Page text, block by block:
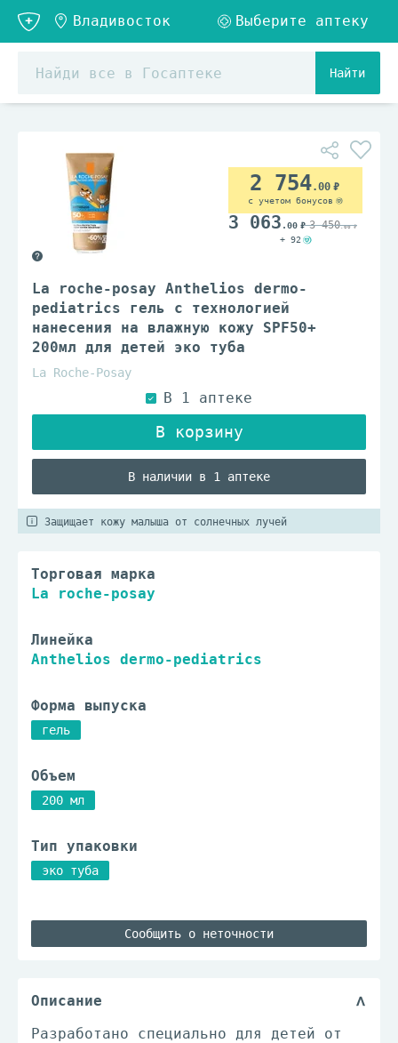
Найти
La roche-posay Anthelios dermo-
pediatrics гель с технологией
нанесения на влажную кожу SPF50+
200мл для детей эко туба
La Roche-Posay
В наличии в 1 аптеке
2 754.00
с учетом бонусов
3 063 .00 3 450.00
+ 92
Защищает кожу малыша от солнечных лучей
Торговая марка
La roche-posay
Линейка
Anthelios dermo-pediatrics
Форма выпуска
гель
Объем
200 мл
Тип упаковки
эко туба
Сообщить о неточности
Описание
Разработано специально для детей от